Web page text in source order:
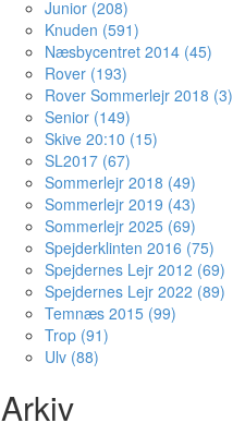
Junior (208)
Knuden (591)
Næsbycentret 2014 (45)
Rover (193)
Rover Sommerlejr 2018 (3)
Senior (149)
Skive 20:10 (15)
SL2017 (67)
Sommerlejr 2018 (49)
Sommerlejr 2019 (43)
Sommerlejr 2025 (69)
Spejderklinten 2016 (75)
Spejdernes Lejr 2012 (69)
Spejdernes Lejr 2022 (89)
Temnæs 2015 (99)
Trop (91)
Ulv (88)
Arkiv